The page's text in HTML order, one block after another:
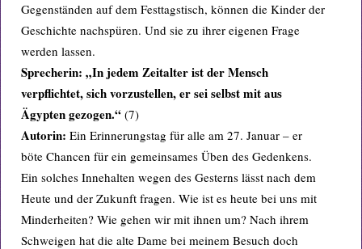
Gegenständen auf dem Festtagstisch, können die Kinder der
Geschichte nachspüren. Und sie zu ihrer eigenen Frage
werden lassen.
Sprecherin: „In jedem Zeitalter ist der Mensch
verpflichtet, sich vorzustellen, er sei selbst mit aus
Ägypten gezogen.“ (7)
Autorin: Ein Erinnerungstag für alle am 27. Januar – er
böte Chancen für ein gemeinsames Üben des Gedenkens.
Ein solches Innehalten wegen des Gesterns lässt nach dem
Heute und der Zukunft fragen. Wie ist es heute bei uns mit
Minderheiten? Wie gehen wir mit ihnen um? Nach ihrem
Schweigen hat die alte Dame bei meinem Besuch doch